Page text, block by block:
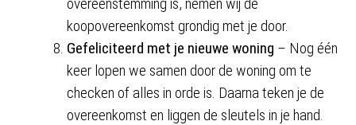
koopovereenkomst grondig met je door.
Gefeliciteerd met je nieuwe woning – Nog één
keer lopen we samen door de woning om te
checken of alles in orde is. Daarna teken je de
overeenkomst en liggen de sleutels in je hand.